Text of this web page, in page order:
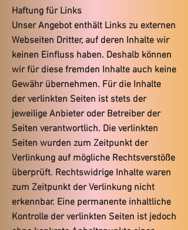
Haftung für Links
Unser Angebot enthält Links zu externen
Webseiten Dritter, auf deren Inhalte wir
keinen Einfluss haben. Deshalb können
wir für diese fremden Inhalte auch keine
Gewähr übernehmen. Für die Inhalte
der verlinkten Seiten ist stets der
jeweilige Anbieter oder Betreiber der
Seiten verantwortlich. Die verlinkten
Seiten wurden zum Zeitpunkt der
Verlinkung auf mögliche Rechtsverstöße
überprüft. Rechtswidrige Inhalte waren
zum Zeitpunkt der Verlinkung nicht
erkennbar. Eine permanente inhaltliche
Kontrolle der verlinkten Seiten ist jedoch